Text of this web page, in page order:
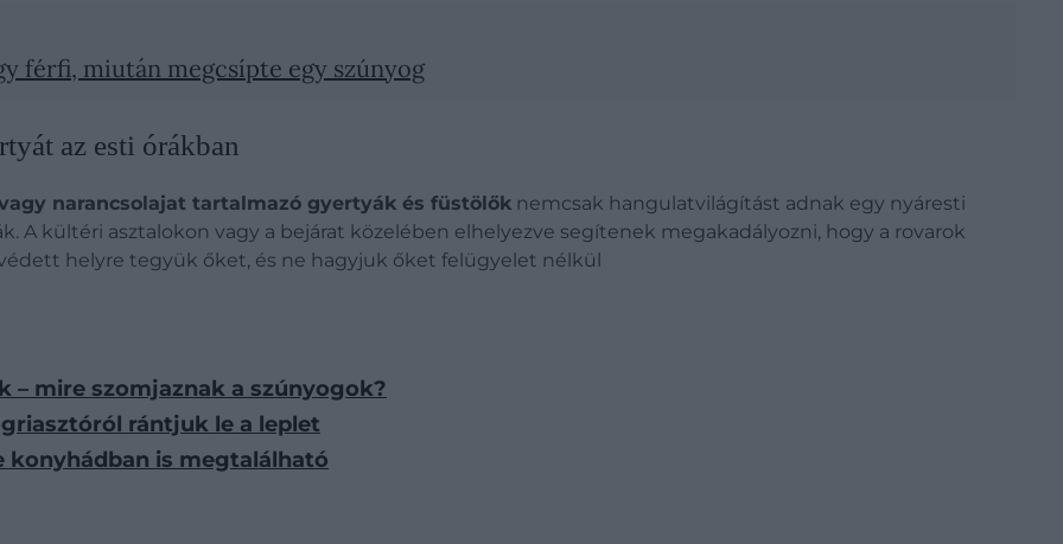
férfi, miután megcsípte egy szúnyog
az esti órákban
narancsolajat tartalmazó gyertyák és füstölők nemcsak hangulatvilágítást adnak egy nyáresti
A kültéri asztalokon vagy a bejárat közelében elhelyezve segítenek megakadályozni, hogy a rovarok
helyre tegyük őket, és ne hagyjuk őket felügyelet nélkül
– mire szomjaznak a szúnyogok?
rántjuk le a leplet
konyhádban is megtalálható